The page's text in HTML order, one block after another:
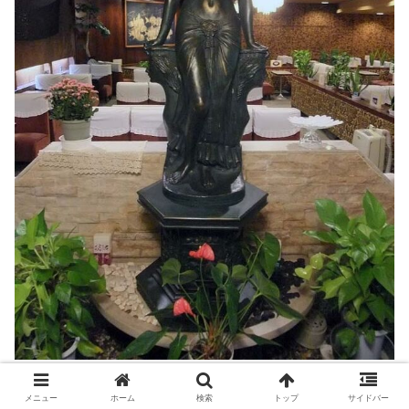
メニュー ホーム 検索 トップ サイドバー